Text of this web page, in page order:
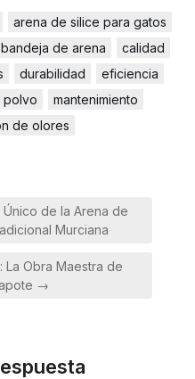
arena de silice para gatos
bandeja de arena
calidad
durabilidad
eficiencia
polvo
mantenimiento
de olores
de la Arena de
Murciana
La Obra Maestra de
→